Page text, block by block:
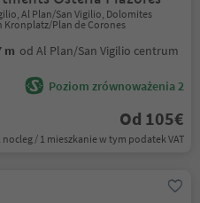
Al Plan/San Vigilio, Dolomites
Kronplatz/Plan de Corones
m od Al Plan/San Vigilio centrum
Poziom zrównoważenia 2
Od 105€
nocleg / 1 mieszkanie w tym podatek VAT